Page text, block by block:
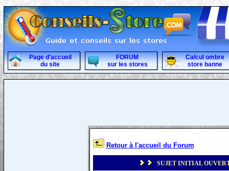
Page d'accueil
du site
FORUM
sur les stores
Calcul ombre
store banne
Retour à l'accueil du Forum
SUJET INITIAL